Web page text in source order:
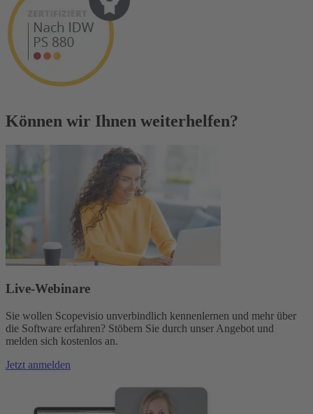
Können wir Ihnen weiterhelfen?
Live-Webinare
Sie wollen Scopevisio unverbindlich kennenlernen und mehr über
die Software erfahren? Stöbern Sie durch unser Angebot und
melden sich kostenlos an.
Jetzt anmelden